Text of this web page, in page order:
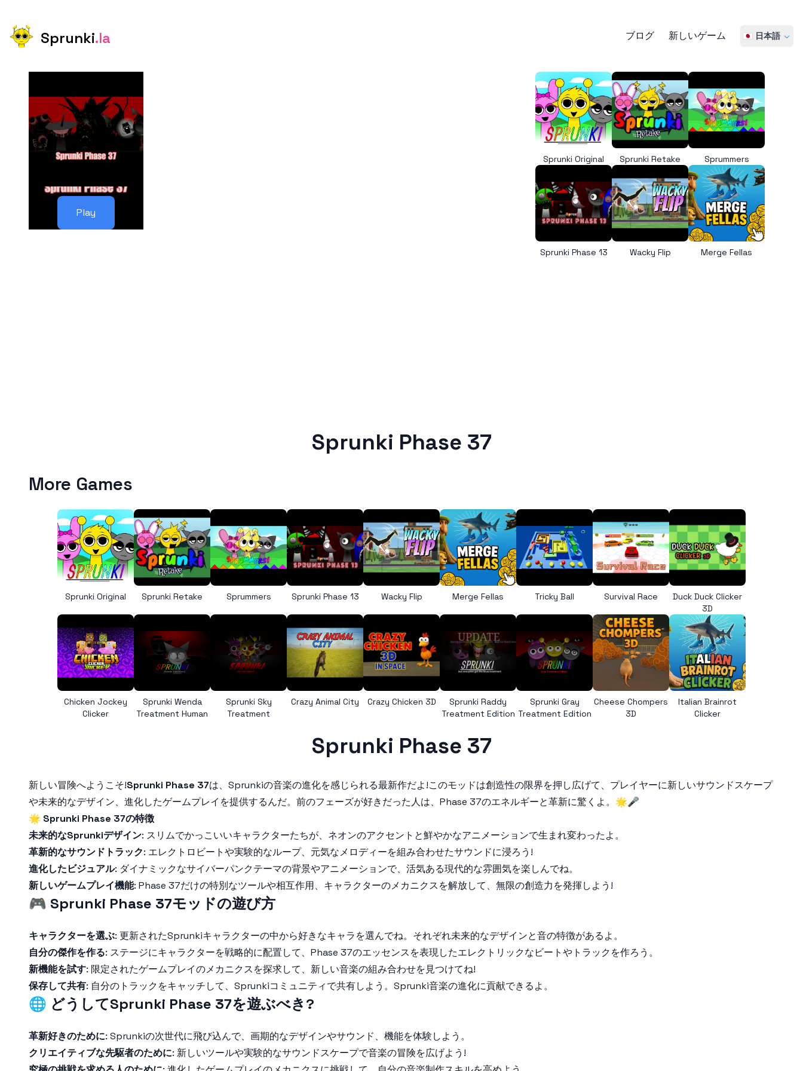
Sprunki.la ブログ 新しいゲーム 🇯🇵 日本語
Play
Sprunki Original Sprunki Retake Sprummers
Sprunki Phase 13 Wacky Flip Merge Fellas
Sprunki Phase 37
More Games
Sprunki Original Sprunki Retake Sprummers Sprunki Phase 13 Wacky Flip Merge Fellas Tricky Ball Survival Race
Duck Duck Clicker
3D
Chicken Jockey
Clicker
Sprunki Wenda
Treatment Human
Sprunki Sky
Treatment
Crazy Animal City Crazy Chicken 3D
Sprunki Raddy
Treatment Edition
Sprunki Gray
Treatment Edition
Cheese Chompers
3D
Italian Brainrot
Clicker
Sprunki Phase 37
新しい冒険へようこそ!Sprunki Phase 37は、Sprunkiの音楽の進化を感じられる最新作だよ!このモッドは創造性の限界を押し広げて、プレイヤーに新しいサウンドスケープ
や未来的なデザイン、進化したゲームプレイを提供するんだ。前のフェーズが好きだった人は、Phase 37のエネルギーと革新に驚くよ。🌟🎤
🌟 Sprunki Phase 37の特徴
未来的なSprunkiデザイン: スリムでかっこいいキャラクターたちが、ネオンのアクセントと鮮やかなアニメーションで生まれ変わったよ。
革新的なサウンドトラック: エレクトロビートや実験的なループ、元気なメロディーを組み合わせたサウンドに浸ろう!
進化したビジュアル: ダイナミックなサイバーパンクテーマの背景やアニメーションで、活気ある現代的な雰囲気を楽しんでね。
新しいゲームプレイ機能: Phase 37だけの特別なツールや相互作用、キャラクターのメカニクスを解放して、無限の創造力を発揮しよう!
🎮 Sprunki Phase 37モッドの遊び方
キャラクターを選ぶ: 更新されたSprunkiキャラクターの中から好きなキャラを選んでね。それぞれ未来的なデザインと音の特徴があるよ。
自分の傑作を作る: ステージにキャラクターを戦略的に配置して、Phase 37のエッセンスを表現したエレクトリックなビートやトラックを作ろう。
新機能を試す: 限定されたゲームプレイのメカニクスを探求して、新しい音楽の組み合わせを見つけてね!
保存して共有: 自分のトラックをキャッチして、Sprunkiコミュニティで共有しよう。Sprunki音楽の進化に貢献できるよ。
🌐 どうしてSprunki Phase 37を遊ぶべき?
革新好きのために: Sprunkiの次世代に飛び込んで、画期的なデザインやサウンド、機能を体験しよう。
クリエイティブな先駆者のために: 新しいツールや実験的なサウンドスケープで音楽の冒険を広げよう!